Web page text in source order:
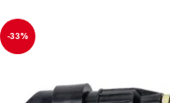
-33%